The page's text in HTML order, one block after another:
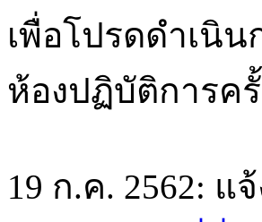
เพื่อโปรดดำเนิ
ห้องปฏิบัติการค
19 ก.ค. 2562: